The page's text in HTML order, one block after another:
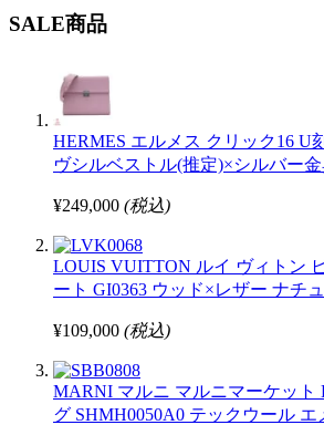
SALE商品
HERMES エルメス クリック16 U
ヴシルベストル(推定)×シルバー
¥249,000 (税込)
LOUIS VUITTON ルイ ヴィトン
ート GI0363 ウッド×レザー ナチ
¥109,000 (税込)
MARNI マルニ マルニマーケット
グ SHMH0050A0 テックウール